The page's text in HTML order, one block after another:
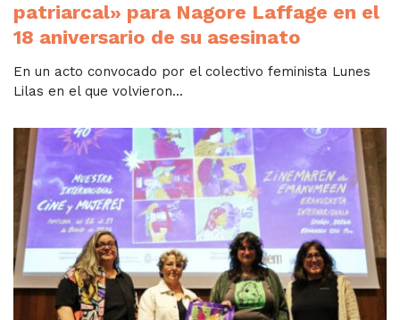
patriarcal» para Nagore Laffage en el
18 aniversario de su asesinato
En un acto convocado por el colectivo feminista Lunes
Lilas en el que volvieron...